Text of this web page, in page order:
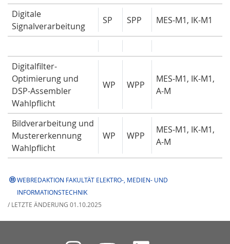
Digitale
Signalverarbeitung
SP SPP MES-M1, IK-M1
Digitalfilter-
Optimierung und
DSP-Assembler
Wahlpflicht
WP WPP
MES-M1, IK-M1,
A-M
Bildverarbeitung und
Mustererkennung
Wahlpflicht
WP WPP
MES-M1, IK-M1,
A-M
WEBREDAKTION FAKULTÄT ELEKTRO-, MEDIEN- UND
INFORMATIONSTECHNIK
/ LETZTE ÄNDERUNG 01.10.2025